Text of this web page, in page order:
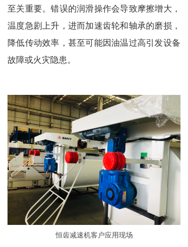
至关重要。错误的润滑操作会导致摩擦增大，
温度急剧上升，进而加速齿轮和轴承的磨损，
降低传动效率，甚至可能因油温过高引发设备
故障或火灾隐患。
恒齿减速机客户应用现场